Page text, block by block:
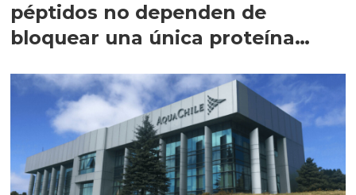
péptidos no dependen de
bloquear una única proteína